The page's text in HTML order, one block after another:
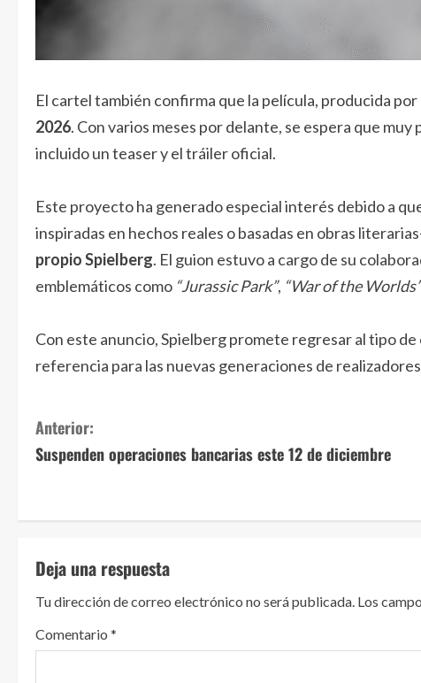
El cartel también confirma que la película, producida por
2026. Con varios meses por delante, se espera que
incluido un teaser y el tráiler oficial.
Este proyecto ha generado especial interés debido a
inspiradas en hechos reales o basadas en obras
propio Spielberg. El guion estuvo a cargo de su
emblemáticos como “Jurassic Park”, “War of the Worlds”
Con este anuncio, Spielberg promete regresar al tipo
referencia para las nuevas generaciones de
S
i
e
l
e
Anterior:
Suspenden operaciones bancarias este 12 de diciembre
Deja una respuesta
Tu dirección de correo electrónico no será publicada. Los
Comentario *